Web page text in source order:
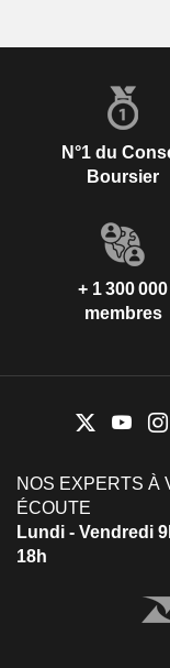
N°1 du
Boursier
+ 1 300 000
membres
NOS EXPERTS À
ÉCOUTE
Lundi - Vendredi
18h